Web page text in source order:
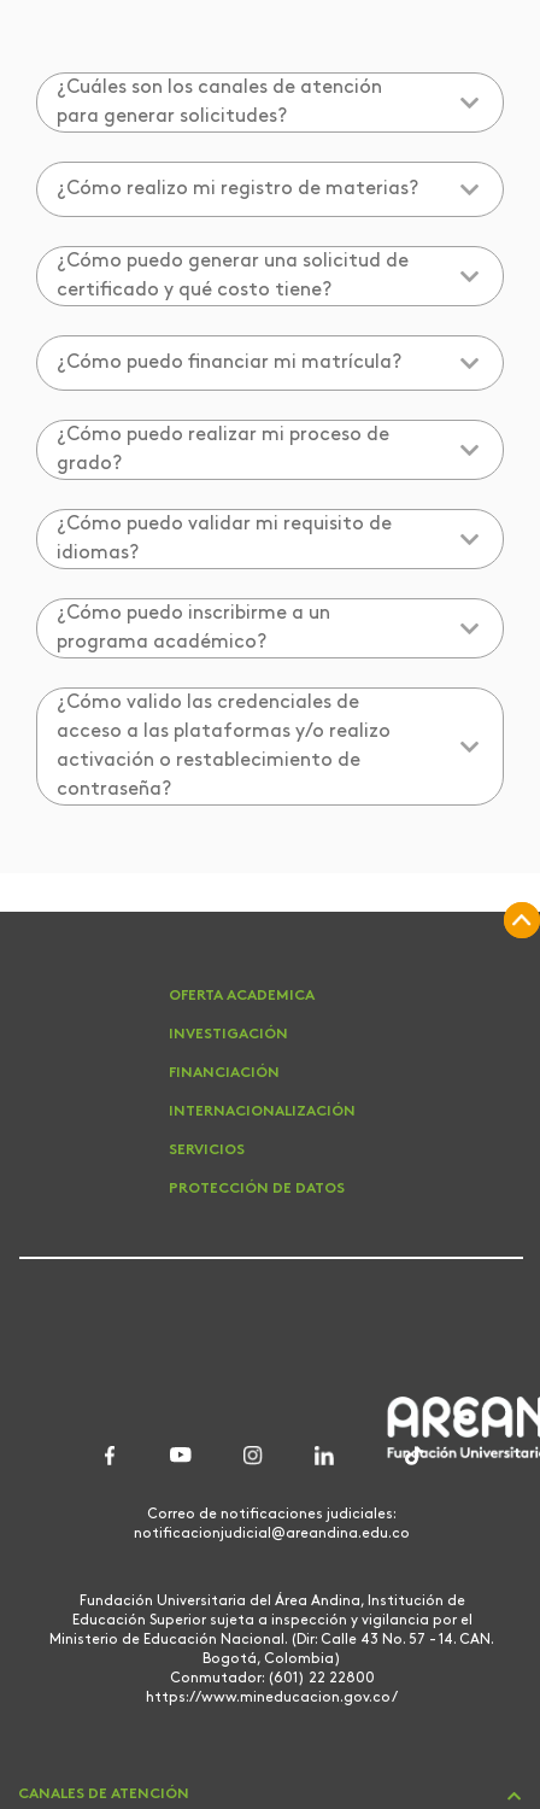
¿Cuáles son los canales de atención
para generar solicitudes?
¿Cómo realizo mi registro de materias?
¿Cómo puedo generar una solicitud de
certificado y qué costo tiene?
¿Cómo puedo financiar mi matrícula?
¿Cómo puedo realizar mi proceso de
grado?
¿Cómo puedo validar mi requisito de
idiomas?
¿Cómo puedo inscribirme a un
programa académico?
¿Cómo valido las credenciales de
acceso a las plataformas y/o realizo
activación o restablecimiento de
contraseña?
OFERTA ACADEMICA
INVESTIGACIÓN
FINANCIACIÓN
INTERNACIONALIZACIÓN
SERVICIOS
PROTECCIÓN DE DATOS
Correo de notificaciones judiciales:
notificacionjudicial@areandina.edu.co
Fundación Universitaria del Área Andina, Institución de
Educación Superior sujeta a inspección y vigilancia por el
Ministerio de Educación Nacional. (Dir: Calle 43 No. 57 - 14. CAN.
Bogotá, Colombia)
Conmutador: (601) 22 22800
https://www.mineducacion.gov.co/
CANALES DE ATENCIÓN